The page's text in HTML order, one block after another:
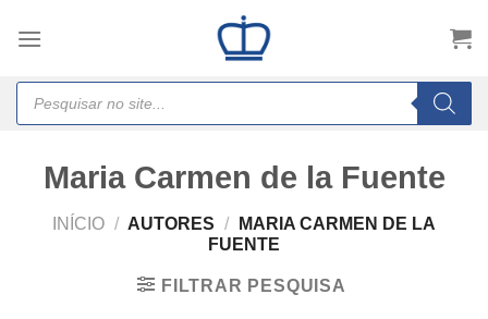
Products
search
Maria Carmen de la Fuente
INÍCIO / AUTORES /
MARIA CARMEN DE LA
FUENTE
FILTRAR PESQUISA